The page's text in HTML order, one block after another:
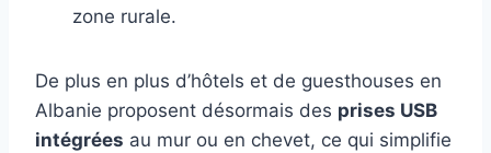
zone rurale.
De plus en plus d’hôtels et de guesthouses en
Albanie proposent désormais des prises USB
intégrées au mur ou en chevet, ce qui simplifie